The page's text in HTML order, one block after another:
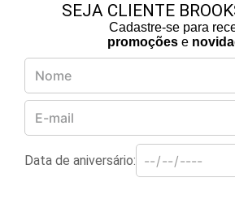
SEJA CLIENTE
Cadastre-se para
promoções e
Data de aniversário: